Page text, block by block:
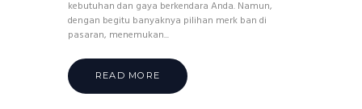
kebutuhan dan gaya berkendara Anda. Namun,
dengan begitu banyaknya pilihan merk ban di
pasaran, menemukan...
READ MORE